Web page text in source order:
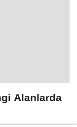
Alanlarda